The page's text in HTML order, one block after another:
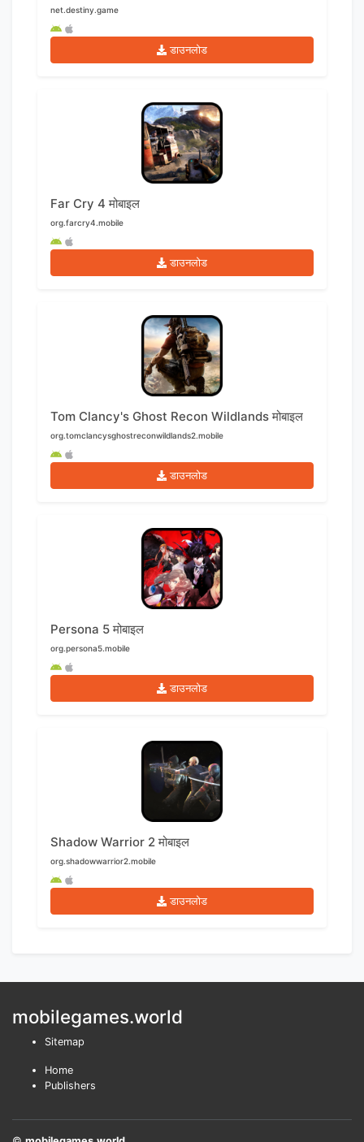
net.destiny.game
डाउनलोड
Far Cry 4 मोबाइल
org.farcry4.mobile
डाउनलोड
Tom Clancy's Ghost Recon Wildlands मोबाइल
org.tomclancysghostreconwildlands2.mobile
डाउनलोड
Persona 5 मोबाइल
org.persona5.mobile
डाउनलोड
Shadow Warrior 2 मोबाइल
org.shadowwarrior2.mobile
डाउनलोड
mobilegames.world
Sitemap
Home
Publishers